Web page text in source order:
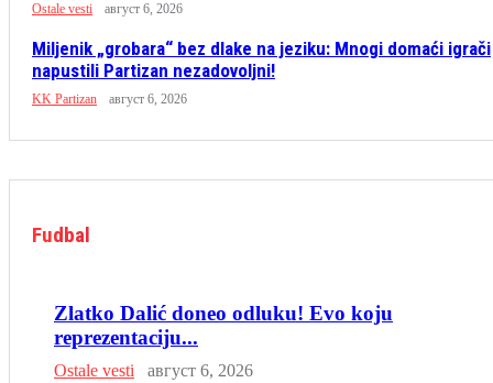
Ostale vesti август 6, 2026
Miljenik „grobara“ bez dlake na jeziku: Mnogi domaći igrači
napustili Partizan nezadovoljni!
KK Partizan август 6, 2026
Fudbal
Zlatko Dalić doneo odluku! Evo koju
reprezentaciju...
Ostale vesti август 6, 2026